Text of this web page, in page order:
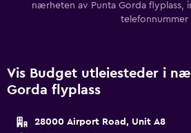
nærheten av Punta Gorda flyplass,
telefonnummer
Vis Budget utleiesteder i
Gorda flyplass
28000 Airport Road, Unit A8